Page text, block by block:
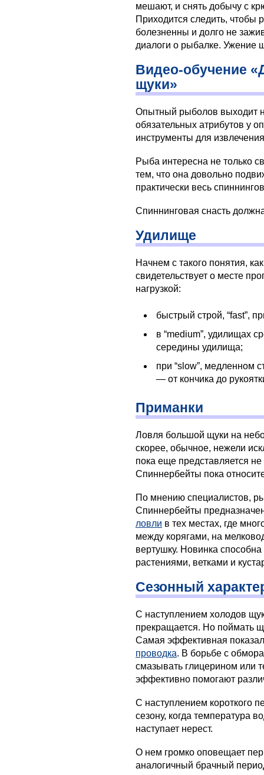
мешают, и снять добычу с
Приходится следить, чтобы
болезненны и долго не
диалоги о рыбалке. Ужение
Видео-обучение
щуки»
Опытный рыболов выходит
обязательных атрибутов у
инструменты для
Рыба интересна не только
тем, что она довольно
практически весь
Спиннинговая снасть
Удилище
Начнем с такого понятия,
свидетельствует о месте
нагрузкой:
быстрый строй, “fast”,
в “medium”, удилищах
середины удилища;
при “slow”, медленном
— от кончика до
Приманки
Ловля большой щуки на
скорее, обычное, нежели
пока еще представляется
Спиннербейты пока
По мнению специалистов,
Спиннербейты
ловли в тех местах, где
между корягами, на
вертушку. Новинка
растениями, ветками и
Сезонный
С наступлением холодов
прекращается. Но поймать
Самая эффективная
проводка. В борьбе с
смазывать глицерином или
эффективно помогают
С наступлением короткого
сезону, когда температура
наступает нерест.
О нем громко оповещает
аналогичный брачный